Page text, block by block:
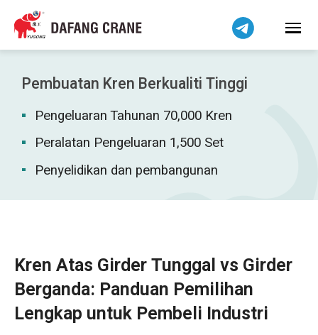
Pembuatan Kren Berkualiti Tinggi
Pengeluaran Tahunan 70,000 Kren
Peralatan Pengeluaran 1,500 Set
Penyelidikan dan pembangunan
Kren Atas Girder Tunggal vs Girder
Berganda: Panduan Pemilihan
Lengkap untuk Pembeli Industri
हिन्दी
Bahasa Indonesia
Tiếng Việt
简体中文
فارسی
Pilipino
اردو
Kiswahili
Dansk
Norsk
O‘zbekcha